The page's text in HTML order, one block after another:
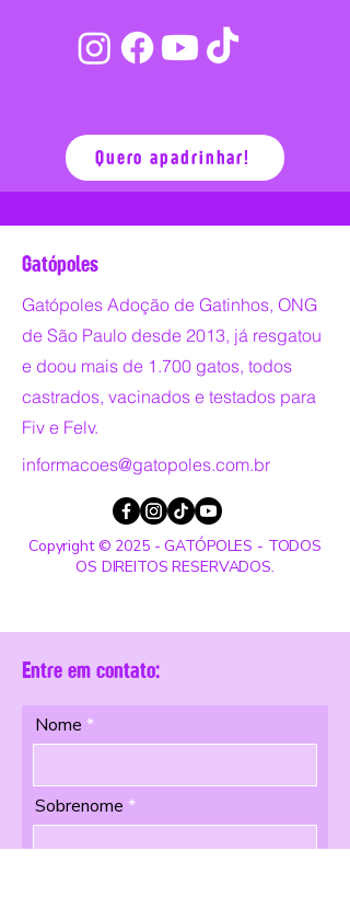
Quero apadrinhar!
Gatópoles
Gatópoles Adoção de Gatinhos, ONG
de São Paulo desde 2013, já resgatou
e doou mais de 1.700 gatos, todos
castrados, vacinados e testados para
Fiv e Felv.
informacoes@gatopoles.com.br
Copyright © 2025 - GATÓPOLES - TODOS
OS DIREITOS RESERVADOS.
Entre em contato:
Nome
Sobrenome